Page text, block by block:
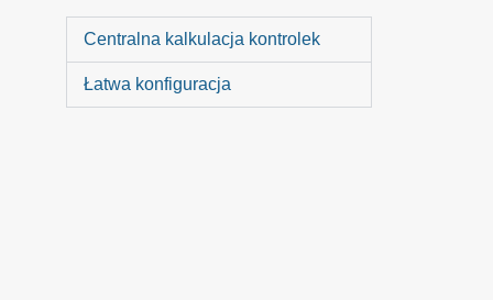
Centralna kalkulacja kontrolek
Łatwa konfiguracja